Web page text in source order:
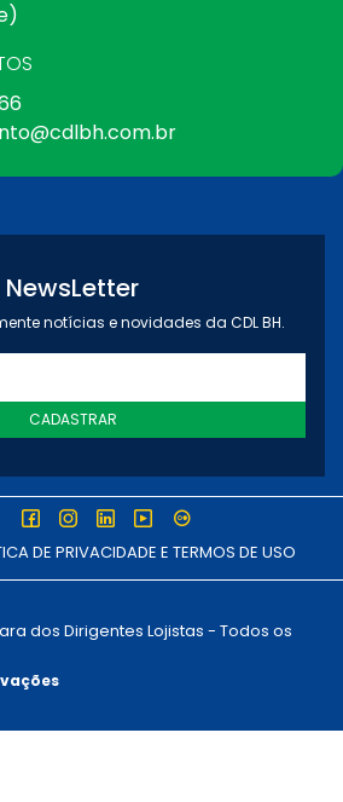
NewsLetter
notícias e novidades da CDL BH.
CADASTRAR
DE PRIVACIDADE E TERMOS DE USO
dos Dirigentes Lojistas - Todos os